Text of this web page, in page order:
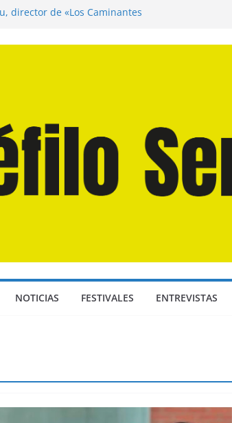
director de «Los Caminantes
NOTICIAS FESTIVALES ENTREVISTAS